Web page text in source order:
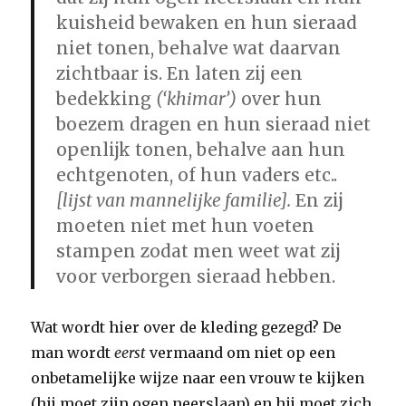
kuisheid bewaken en hun sieraad
niet tonen, behalve wat daarvan
zichtbaar is. En laten zij een
bedekking (‘khimar’) over hun
boezem dragen en hun sieraad niet
openlijk tonen, behalve aan hun
echtgenoten, of hun vaders etc..
[lijst van mannelijke familie]. En zij
moeten niet met hun voeten
stampen zodat men weet wat zij
voor verborgen sieraad hebben.
Wat wordt hier over de kleding gezegd? De
man wordteerst vermaand om niet op een
onbetamelijke wijze naar een vrouw te kijken